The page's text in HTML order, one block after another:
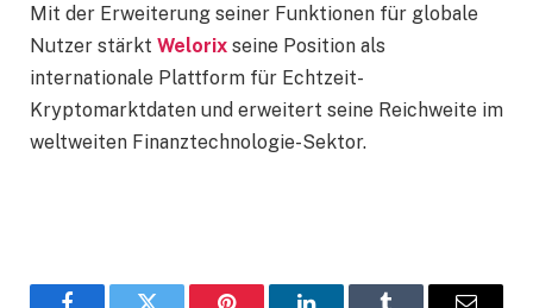
Mit der Erweiterung seiner Funktionen für globale
Nutzer stärkt Welorix seine Position als
internationale Plattform für Echtzeit-
Kryptomarktdaten und erweitert seine Reichweite im
weltweiten Finanztechnologie-Sektor.